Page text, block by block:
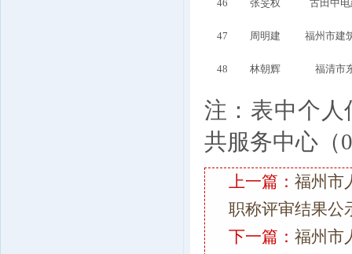
46 张旻权 古田中
47 周明建 福州市建
48 林朝辉 福清市
注：表中个
共服务中心（
上一篇： 福州市
职称评审结果公
下一篇： 福州市